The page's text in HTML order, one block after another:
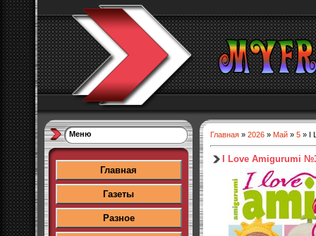
Меню
Главная
Газеты
Разное
Главная » 2026 » Май » 5 » I
I Love Amigurumi